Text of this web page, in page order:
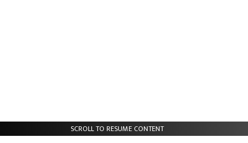
SCROLL TO RESUME CONTENT